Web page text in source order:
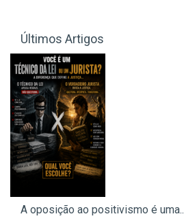
Últimos Artigos
A oposição ao positivismo é uma..